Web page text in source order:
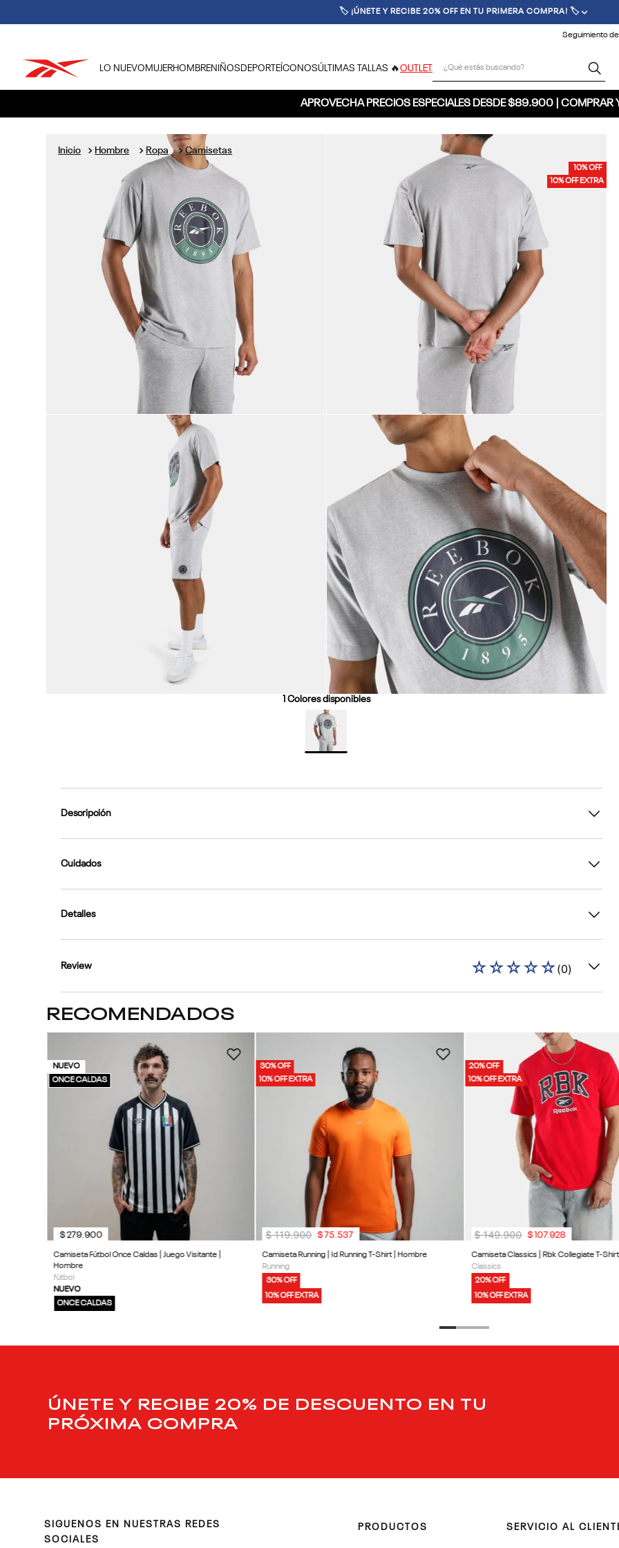
🏷️ ¡ÚNETE Y RECIBE 20% OFF EN TU PRIMERA COMPRA! 🏷️
Seguimiento
LO NUEVO MUJERHOMBRENIÑOSDEPORTE ÍCONOSÚLTIMAS TALLAS 🔥OUTLET
APROVECHA PRECIOS ESPECIALES DESDE $89.900 | COMPRAR
10% OFF
10% OFF EXTRA
Hombre Ropa Camisetas
Colores disponibles
Descripción
Cuidados
Detalles
Review ☆☆☆☆☆(0)
RECOMENDADOS
NUEVO
ONCE CALDAS
Camiseta Fútbol Once Caldas | Juego Visitante |
Hombre
fútbol
NUEVO
ONCE CALDAS
$279.900
30% OFF
10% OFF EXTRA
Camiseta Running | Id Running T-Shirt | Hombre
Running
30% OFF
10% OFF EXTRA
$ 119.900 $75.537
20% OFF
10% OFF EXTRA
Camiseta Classics | Rbk Collegiate T-
Classics
20% OFF
10% OFF EXTRA
$ 149.900 $107.928
ÚNETE Y RECIBE 20% DE DESCUENTO EN TU
PRÓXIMA COMPRA
SIGUENOS EN NUESTRAS REDES
SOCIALES
PRODUCTOS SERVICIO AL
1.
tenis hombre
tenis mujer
3.
tenis reebok classics
5
once caldas
6
fútbol
7
américa cali
9.
reebok classics
10. club c